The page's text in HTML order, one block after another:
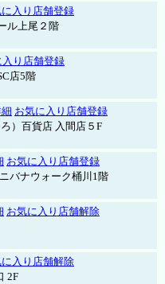
に入り店舗登録
ル上尾２階
入り店舗登録
店5階
お気に入り店舗登録
）百貨店 入間店５F
お気に入り店舗登録
バナウォーク桶川1階
お気に入り店舗解除
に入り店舗解除
2F